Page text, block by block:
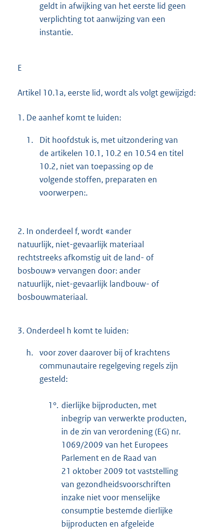
geldt in afwijking van het eerste lid geen
verplichting tot aanwijzing van een
instantie.
E
Artikel 10.1a, eerste lid, wordt als volgt gewijzigd:
1. De aanhef komt te luiden:
1.
Dit hoofdstuk is, met uitzondering van
de artikelen 10.1, 10.2 en 10.54 en titel
10.2, niet van toepassing op de
volgende stoffen, preparaten en
voorwerpen:.
2. In onderdeel f, wordt «ander
natuurlijk, niet-gevaarlijk materiaal
rechtstreeks afkomstig uit de land- of
bosbouw» vervangen door: ander
natuurlijk, niet-gevaarlijk landbouw- of
bosbouwmateriaal.
3. Onderdeel h komt te luiden:
h. voor zover daarover bij of krachtens
communautaire regelgeving regels zijn
gesteld:
1°. dierlijke bijproducten, met
inbegrip van verwerkte producten,
in de zin van verordening (EG) nr.
1069/2009 van het Europees
Parlement en de Raad van
21 oktober 2009 tot vaststelling
van gezondheidsvoorschriften
inzake niet voor menselijke
consumptie bestemde dierlijke
bijproducten en afgeleide